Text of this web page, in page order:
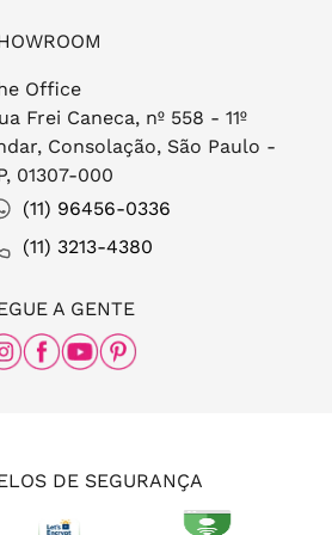
Office
Frei Caneca, nº 558 - 11º
Consolação, São Paulo -
01307-000
(11) 96456-0336
(11) 3213-4380
A GENTE
DE SEGURANÇA